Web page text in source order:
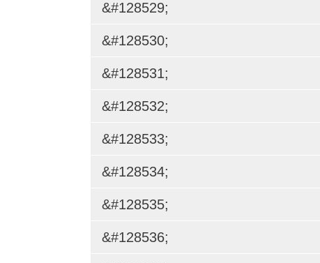
&#128529;
&#128530;
&#128531;
&#128532;
&#128533;
&#128534;
&#128535;
&#128536;